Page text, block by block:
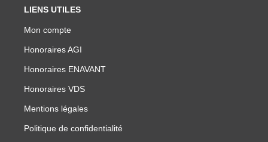
LIENS UTILES
Mon compte
Honoraires AGI
Honoraires ENAVANT
Honoraires VDS
Mentions légales
Politique de confidentialité